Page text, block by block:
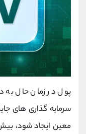
پول در زمان حال به
سرمایه گذاری های
معین ایجاد شود،